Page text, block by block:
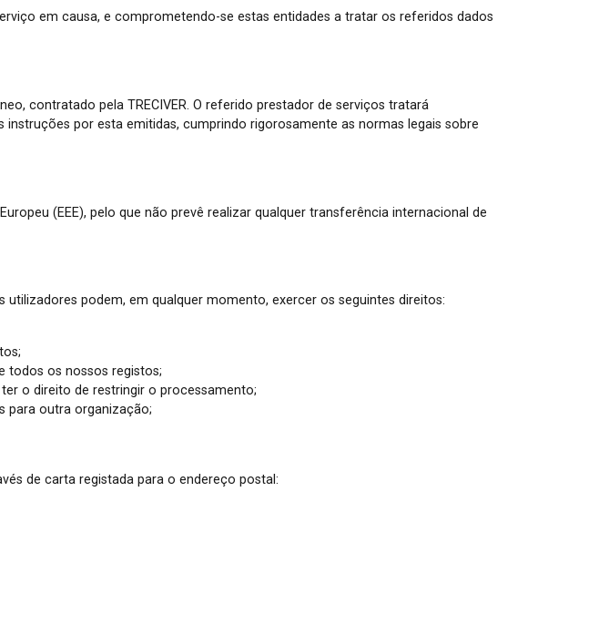
em causa, e comprometendo-se estas entidades a tratar os referidos dados
contratado pela TRECIVER. O referido prestador de serviços tratará
instruções por esta emitidas, cumprindo rigorosamente as normas legais sobre
(EEE), pelo que não prevê realizar qualquer transferência internacional de
utilizadores podem, em qualquer momento, exercer os seguintes direitos:
todos os nossos registos;
o direito de restringir o processamento;
para outra organização;
de carta registada para o endereço postal: